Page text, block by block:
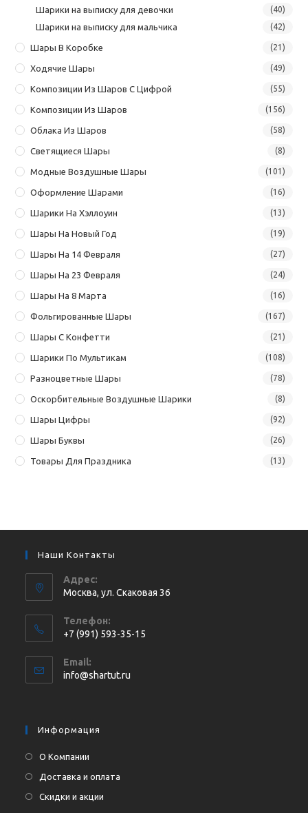
Шарики на выписку для девочки (40)
Шарики на выписку для мальчика (42)
Шары В Коробке (21)
Ходячие Шары (49)
Композиции Из Шаров С Цифрой (55)
Композиции Из Шаров (156)
Облака Из Шаров (58)
Светящиеся Шары (8)
Модные Воздушные Шары (101)
Оформление Шарами (16)
Шарики На Хэллоуин (13)
Шары На Новый Год (19)
Шары На 14 Февраля (27)
Шары На 23 Февраля (24)
Шары На 8 Марта (16)
Фольгированные Шары (167)
Шары С Конфетти (21)
Шарики По Мультикам (108)
Разноцветные Шары (78)
Оскорбительные Воздушные Шарики (8)
Шары Цифры (92)
Шары Буквы (26)
Товары Для Праздника (13)
Наши Контакты
Адрес:
Москва, ул. Cкаковая 36
Телефон:
+7 (991) 593-35-15
в
вашем
Email:
info@shartut.ru
Информация
О Компании
Доставка и оплата
Скидки и акции